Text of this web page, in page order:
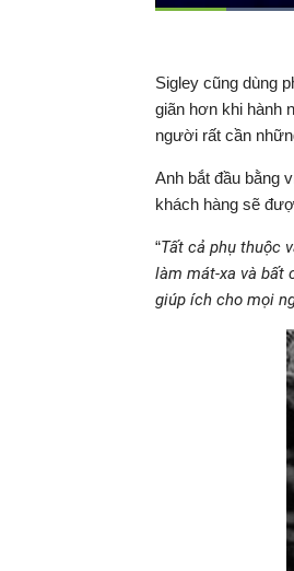
Sigley cũng dùng
giãn hơn khi hành
người rất cần
Anh bắt đầu bằng
khách hàng sẽ
“Tất cả phụ thuộc
làm mát-xa và bất
giúp ích cho mọi